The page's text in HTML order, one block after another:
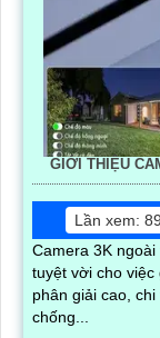
GIỚI THIỆU
Lần xem:
Camera 3K
tuyệt vời cho việc
phân giải cao,
chống...